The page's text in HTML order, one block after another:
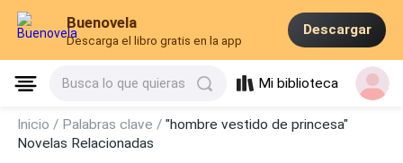
Buenovela
Descarga el libro gratis en la app
Descargar
Busca lo que quieras Mi biblioteca
Inicio / Palabras clave /"hombre vestido de princesa"
Novelas Relacionadas